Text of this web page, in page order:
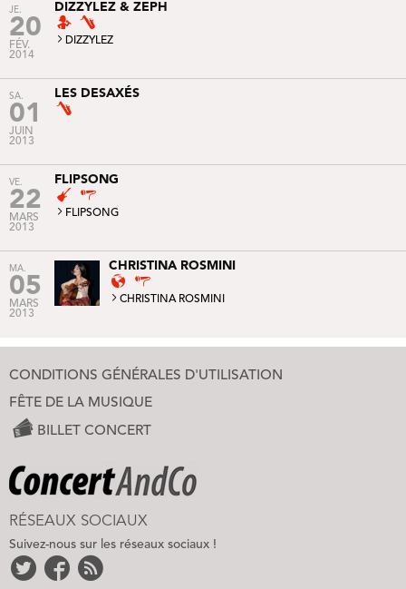
JE.
20
FÉV.
2014
DIZZYLEZ & ZEPH
DIZZYLEZ
SA.
01
JUIN
2013
LES DESAXÉS
VE.
22
MARS
2013
FLIPSONG
FLIPSONG
MA.
05
MARS
2013
CHRISTINA ROSMINI
CHRISTINA ROSMINI
CONDITIONS GÉNÉRALES D'UTILISATION
FÊTE DE LA MUSIQUE
BILLET CONCERT
RÉSEAUX SOCIAUX
Suivez-nous sur les réseaux sociaux !